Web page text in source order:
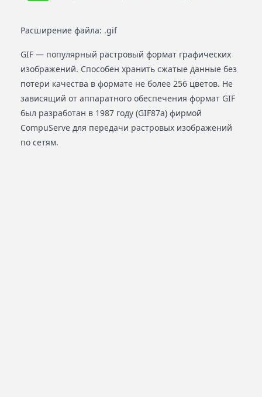
Расширение файла: .gif
GIF — популярный растровый формат графических
изображений. Способен хранить сжатые данные без
потери качества в формате не более 256 цветов. Не
зависящий от аппаратного обеспечения формат GIF
был разработан в 1987 году (GIF87a) фирмой
CompuServe для передачи растровых изображений
по сетям.